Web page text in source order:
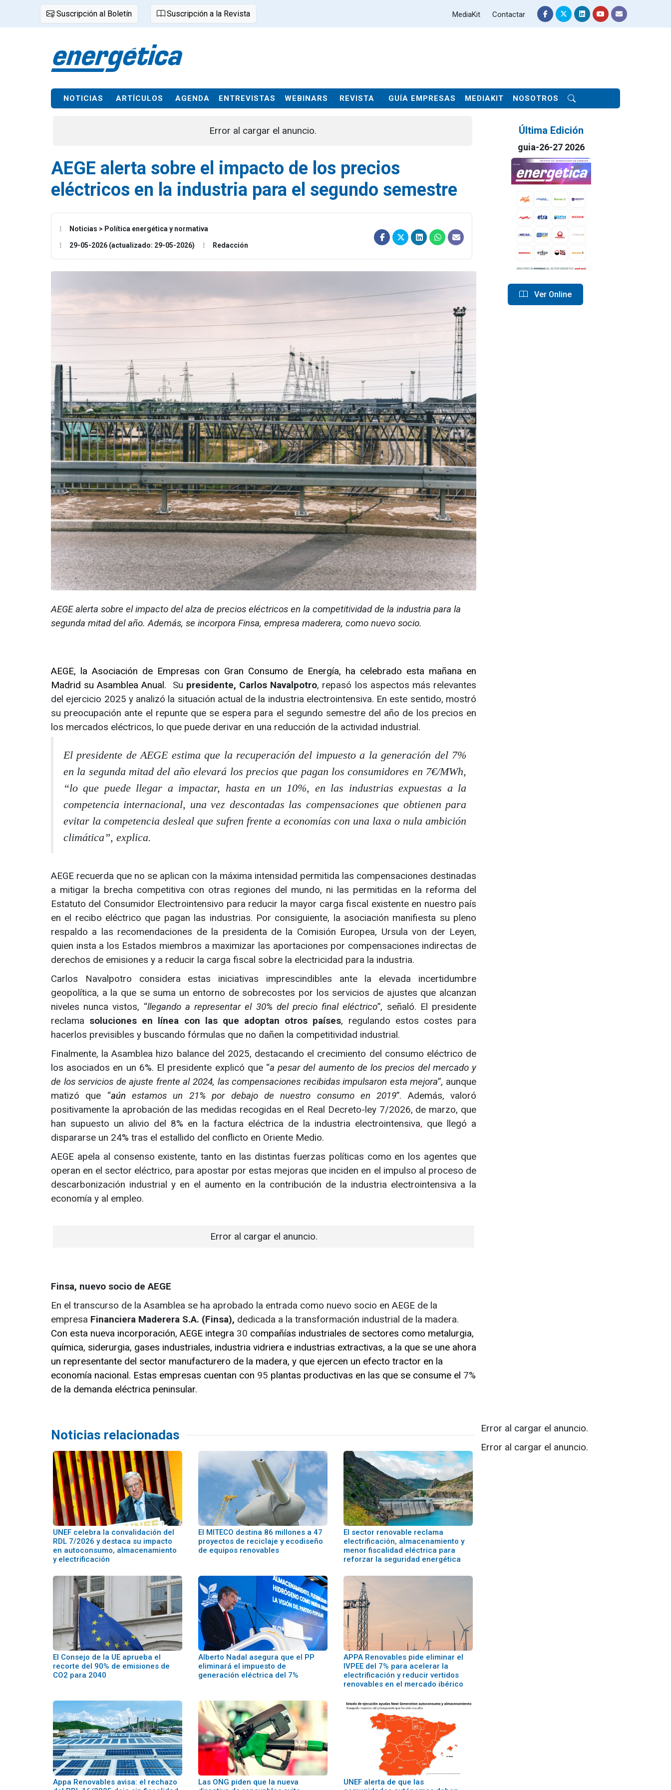
Suscripción al Boletín Suscripción a la Revista MediaKit Contactar
NOTICIAS ARTÍCULOS AGENDA ENTREVISTAS WEBINARS REVISTA GUÍA EMPRESAS MEDIAKIT NOSOTROS
Error al cargar el anuncio.
AEGE alerta sobre el impacto de los precios
eléctricos en la industria para el segundo semestre
Noticias > Política energética y normativa
29-05-2026 (actualizado: 29-05-2026) Redacción
AEGE alerta sobre el impacto del alza de precios eléctricos en la competitividad de la industria para la
segunda mitad del año. Además, se incorpora Finsa, empresa maderera, como nuevo socio.
Última Edición
guia-26-27 2026
Ver Online
AEGE, la Asociación de Empresas con Gran Consumo de Energía, ha celebrado esta mañana en
Madrid su Asamblea Anual. Su presidente, Carlos Navalpotro, repasó los aspectos más relevantes
del ejercicio 2025 y analizó la situación actual de la industria electrointensiva. En este sentido, mostró
su preocupación ante el repunte que se espera para el segundo semestre del año de los precios en
los mercados eléctricos, lo que puede derivar en una reducción de la actividad industrial.
El presidente de AEGE estima que la recuperación del impuesto a la generación del 7%
en la segunda mitad del año elevará los precios que pagan los consumidores en 7€/MWh,
“lo que puede llegar a impactar, hasta en un 10%, en las industrias expuestas a la
competencia internacional, una vez descontadas las compensaciones que obtienen para
evitar la competencia desleal que sufren frente a economías con una laxa o nula ambición
climática”, explica.
AEGE recuerda que no se aplican con la máxima intensidad permitida las compensaciones destinadas
a mitigar la brecha competitiva con otras regiones del mundo, ni las permitidas en la reforma del
Estatuto del Consumidor Electrointensivo para reducir la mayor carga fiscal existente en nuestro país
en el recibo eléctrico que pagan las industrias. Por consiguiente, la asociación manifiesta su pleno
respaldo a las recomendaciones de la presidenta de la Comisión Europea, Ursula von der Leyen,
quien insta a los Estados miembros a maximizar las aportaciones por compensaciones indirectas de
derechos de emisiones y a reducir la carga fiscal sobre la electricidad para la industria.
Carlos Navalpotro considera estas iniciativas imprescindibles ante la elevada incertidumbre
geopolítica, a la que se suma un entorno de sobrecostes por los servicios de ajustes que alcanzan
niveles nunca vistos, “llegando a representar el 30% del precio final eléctrico”, señaló. El presidente
reclama soluciones en línea con las que adoptan otros países, regulando estos costes para
hacerlos previsibles y buscando fórmulas que no dañen la competitividad industrial.
Finalmente, la Asamblea hizo balance del 2025, destacando el crecimiento del consumo eléctrico de
los asociados en un 6%. El presidente explicó que “a pesar del aumento de los precios del mercado y
de los servicios de ajuste frente al 2024, las compensaciones recibidas impulsaron esta mejora”, aunque
matizó que “aún estamos un 21% por debajo de nuestro consumo en 2019”. Además, valoró
positivamente la aprobación de las medidas recogidas en el Real Decreto-ley 7/2026, de marzo, que
han supuesto un alivio del 8% en la factura eléctrica de la industria electrointensiva, que llegó a
dispararse un 24% tras el estallido del conflicto en Oriente Medio.
AEGE apela al consenso existente, tanto en las distintas fuerzas políticas como en los agentes que
operan en el sector eléctrico, para apostar por estas mejoras que inciden en el impulso al proceso de
descarbonización industrial y en el aumento en la contribución de la industria electrointensiva a la
economía y al empleo.
Error al cargar el anuncio.
Finsa, nuevo socio de AEGE
En el transcurso de la Asamblea se ha aprobado la entrada como nuevo socio en AEGE de la
empresa Financiera Maderera S.A. (Finsa), dedicada a la transformación industrial de la madera.
Con esta nueva incorporación, AEGE integra 30 compañías industriales de sectores como metalurgia,
química, siderurgia, gases industriales, industria vidriera e industrias extractivas, a la que se une ahora
un representante del sector manufacturero de la madera, y que ejercen un efecto tractor en la
economía nacional. Estas empresas cuentan con 95 plantas productivas en las que se consume el 7%
de la demanda eléctrica peninsular.
Noticias relacionadas
UNEF celebra la convalidación del
RDL 7/2026 y destaca su impacto
en autoconsumo, almacenamiento
y electrificación
El MITECO destina 86 millones a 47
proyectos de reciclaje y ecodiseño
de equipos renovables
El sector renovable reclama
electrificación, almacenamiento y
menor fiscalidad eléctrica para
reforzar la seguridad energética
El Consejo de la UE aprueba el
recorte del 90% de emisiones de
CO2 para 2040
Alberto Nadal asegura que el PP
eliminará el impuesto de
generación eléctrica del 7%
APPA Renovables pide eliminar el
IVPEE del 7% para acelerar la
electrificación y reducir vertidos
renovables en el mercado ibérico
Appa Renovables avisa: el rechazo
Las ONG piden que la nueva
UNEF alerta de que las
Error al cargar el anuncio.
Error al cargar el anuncio.